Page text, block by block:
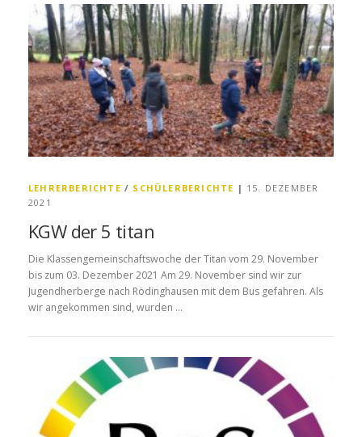
LEHRERBERICHTE / SCHÜLERBERICHTE | 15. DEZEMBER
2021
KGW der 5 titan
Die Klassengemeinschaftswoche der Titan vom 29. November
bis zum 03. Dezember 2021 Am 29. November sind wir zur
Jugendherberge nach Rödinghausen mit dem Bus gefahren. Als
wir angekommen sind, wurden …